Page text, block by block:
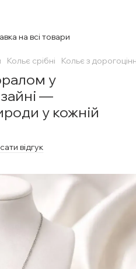
на всі товари
Кольє срібні Кольє з
у
—
у кожній
відгук